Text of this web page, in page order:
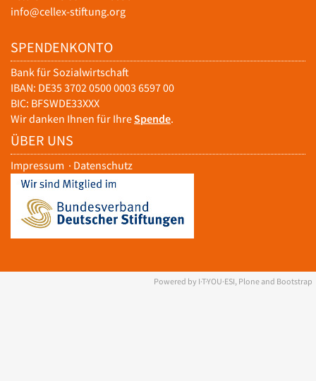
info@cellex-stiftung.org
SPENDENKONTO
Bank für Sozialwirtschaft
IBAN: DE35 3702 0500 0003 6597 00
BIC: BFSWDE33XXX
Wir danken Ihnen für IhreSpende.
ÜBER UNS
Impressum · Datenschutz
Powered by I·T·YOU·ESI, Plone and Bootstrap